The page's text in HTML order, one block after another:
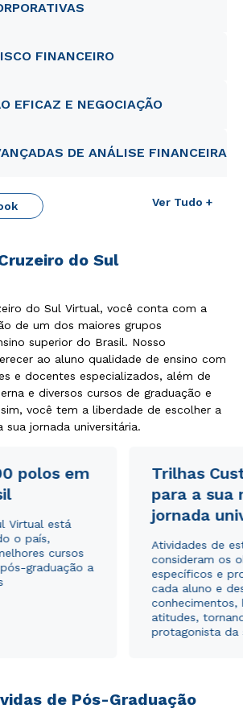
FINANCEIRO
EFICAZ E NEGOCIAÇÃO
DE ANÁLISE FINANCEIRA
Ver Tudo +
do Sul
do Sul Virtual, você conta com a
de um dos maiores grupos
superior do Brasil. Nosso
ao aluno qualidade de ensino com
e docentes especializados, além de
e diversos cursos de graduação e
você tem a liberdade de escolher a
jornada universitária.
polos em
Virtual está
o país,
cursos
graduação a
Trilhas
para a sua
jornada
Atividades de
consideram os
específicos e
cada aluno e
conhecimentos,
atitudes,
protagonista da
de Pós-Graduação
ou
dados sejam utilizados para o
da Cruzeiro do Sul.